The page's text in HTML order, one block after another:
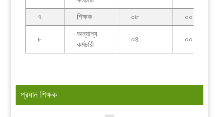
৭ শিক্ষক ০৮ ০০
৮
অন্যান্য
কর্মচারী
০৪ ০০
প্রধান শিক্ষক